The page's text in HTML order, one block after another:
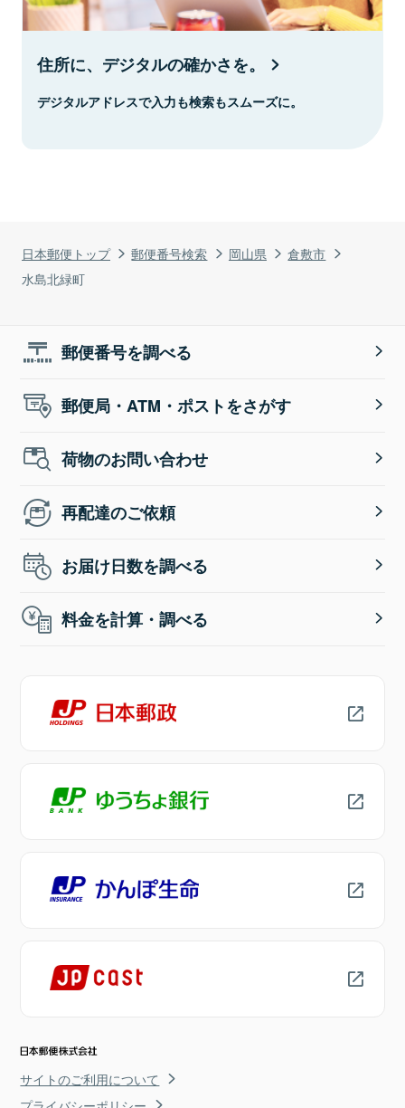
日本郵便トップ 郵便番号検索 岡山県
倉敷市
水島北緑町
住所に、デジタルの確かさを。
デジタルアドレスで入力も検索もスムーズに。
郵便番号を調べる
郵便局・ATM・ポストをさがす
荷物のお問い合わせ
再配達のご依頼
お届け日数を調べる
料金を計算・調べる
サイトのご利用について